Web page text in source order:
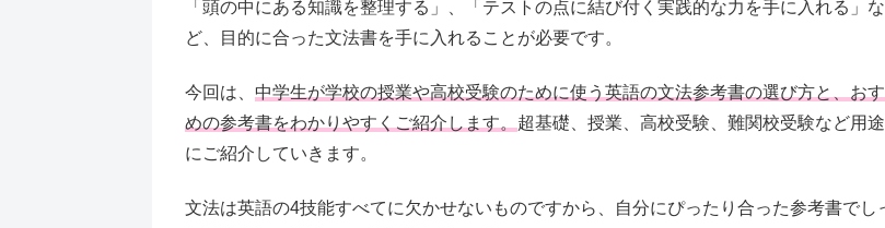
「頭の中にある知識を整理する」、「テストの点に結び付く実践的な力を手に入れる」な
ど、目的に合った文法書を手に入れることが必要です。
今回は、 中学生が学校の授業や高校受験のために使う英語の文法参考書の選び方と、お
めの参考書をわかりやすくご紹介します。 超基礎、授業、高校受験、難関校受験など用途
にご紹介していきます。
文法は英語の4技能すべてに欠かせないものですから、自分にぴったり合った参考書でし